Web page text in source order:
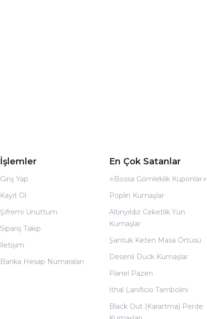
İşlemler
Giriş Yap
Kayıt Ol
Şifremi Unuttum
Sipariş Takip
İletişim
Banka Hesap Numaraları
En Çok Satanlar
⭐Bossa Gömleklik Kuponlar⭐
Poplin Kumaşlar
Altınyıldız Ceketlik Yün
Kumaşlar
Şantuk Keten Masa Örtüsü
Desenli Duck Kumaşlar
Flanel Pazen
İthal Lanificio Tambolini
Black Out (Karartma) Perde